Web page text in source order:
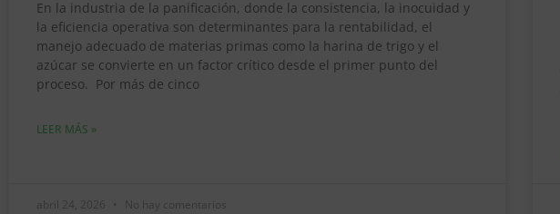
En la industria de la panificación, donde la consistencia, la inocuidad y
la eficiencia operativa son determinantes para la rentabilidad, el
manejo adecuado de materias primas como la harina de trigo y el
azúcar se convierte en un factor crítico desde el primer punto del
proceso. Por más de cinco
LEER MÁS »
abril 24, 2026 No hay comentarios